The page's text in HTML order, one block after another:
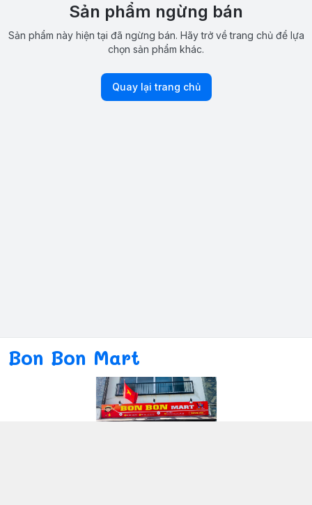
Sản phẩm ngừng bán
Sản phẩm này hiện tại đã ngừng bán. Hãy trở về trang chủ để lựa
chọn sản phẩm khác.
Quay lại trang chủ
Bon Bon Mart